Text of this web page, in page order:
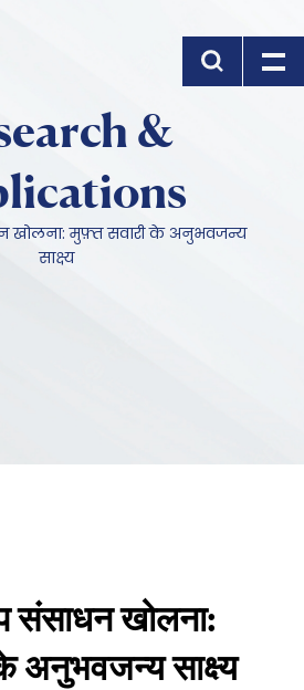
&
खोलना: मुफ़्त सवारी के अनुभवजन्य
साक्ष्य
संसाधन खोलना:
अनुभवजन्य साक्ष्य